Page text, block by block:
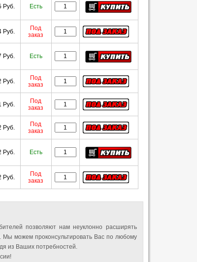
Руб. Есть
Руб.
Под
заказ
Руб. Есть
Руб.
Под
заказ
Руб.
Под
заказ
Руб.
Под
заказ
Руб. Есть
Руб.
Под
заказ
позволяют нам неуклонно расширять
Мы можем проконсультировать Вас по любому
из Ваших потребностей.